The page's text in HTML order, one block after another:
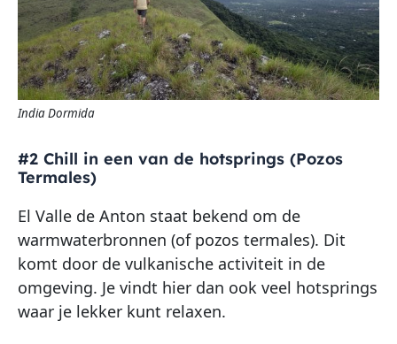
India Dormida
#2 Chill in een van de hotsprings (Pozos
Termales)
El Valle de Anton staat bekend om de
warmwaterbronnen (of pozos termales). Dit
komt door de vulkanische activiteit in de
omgeving. Je vindt hier dan ook veel hotsprings
waar je lekker kunt relaxen.